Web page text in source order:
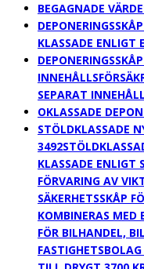
BEGAGNADE
KLASSADE ENLIGT
SEPARAT
OKLASSADE
STÖLDKLASSADE
3492
KLASSADE ENLIGT
FÖRVARING AV
SÄKERHETSSKÅP
KOMBINERAS MED
FÖR BILHANDEL,